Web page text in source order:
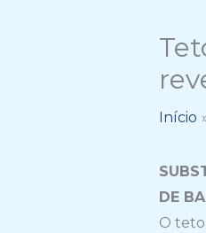
Início
DE
O